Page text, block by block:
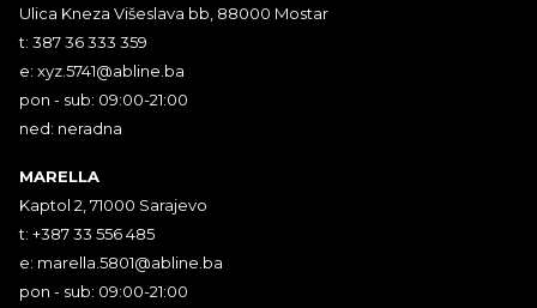
Ulica Kneza Višeslava bb, 88000 Mostar
t: 387 36 333 359
e: xyz.5741@abline.ba
pon - sub: 09:00-21:00
ned: neradna
MARELLA
Kaptol 2, 71000 Sarajevo
t: +387 33 556 485
e: marella.5801@abline.ba
pon - sub: 09:00-21:00